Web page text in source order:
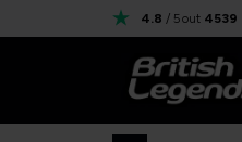
4.8 / 5out 4539